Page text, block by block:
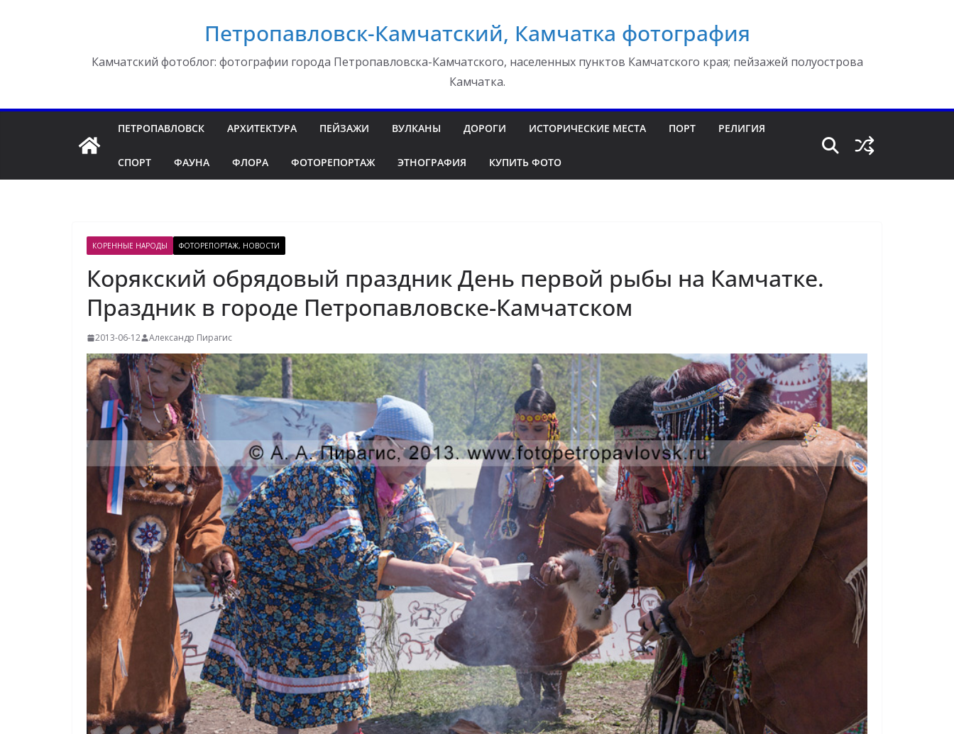
Петропавловск-Камчатский, Камчатка фотография
Камчатский фотоблог: фотографии города Петропавловска-Камчатского, населенных пунктов Камчатского края; пейзажей полуострова
Камчатка.
ПЕТРОПАВЛОВСК АРХИТЕКТУРА ПЕЙЗАЖИ ВУЛКАНЫ ДОРОГИ ИСТОРИЧЕСКИЕ МЕСТА ПОРТ РЕЛИГИЯ
СПОРТ ФАУНА ФЛОРА ФОТОРЕПОРТАЖ ЭТНОГРАФИЯ КУПИТЬ ФОТО
КОРЕННЫЕ НАРОДЫ ФОТОРЕПОРТАЖ, НОВОСТИ
Корякский обрядовый праздник День первой рыбы на Камчатке.
Праздник в городе Петропавловске-Камчатском
2013-06-12 Александр Пирагис